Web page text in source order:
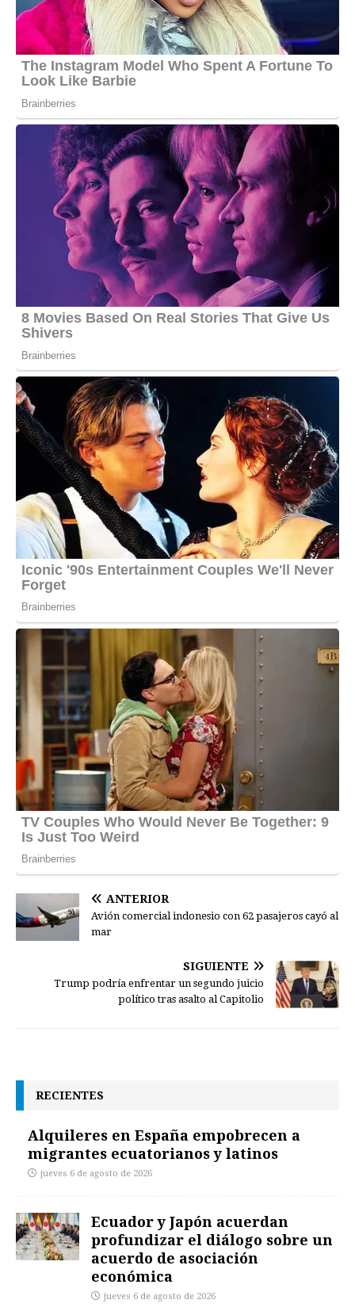
ANTERIOR
Avión comercial indonesio con 62 pasajeros cayó al
mar
SIGUIENTE
Trump podría enfrentar un segundo juicio
político tras asalto al Capitolio
RECIENTES
Alquileres en España empobrecen a
migrantes ecuatorianos y latinos
jueves 6 de agosto de 2026
Ecuador y Japón acuerdan
profundizar el diálogo sobre un
acuerdo de asociación
económica
jueves 6 de agosto de 2026